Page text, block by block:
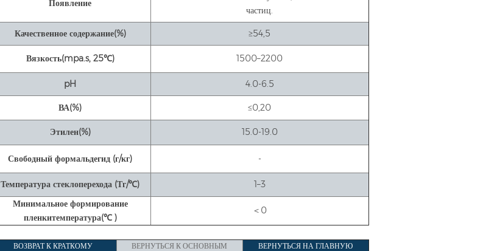
Появление
частиц.
Качественное содержание(%) ≥54,5
Вязкость(mpa.s, 25℃) 1500–2200
pH 4.0-6.5
ВА(%) ≤0,20
Этилен(%) 15.0-19.0
Свободный формальдегид (г/кг) -
Температура стеклоперехода (Тг/℃)
1–3
Минимальное формирование
пленкитемпература(℃ )
＜0
ВОЗВРАТ К КРАТКОМУ
ВЕРНУТЬСЯ К ОСНОВНЫМ
ВЕРНУТЬСЯ НА ГЛАВНУЮ